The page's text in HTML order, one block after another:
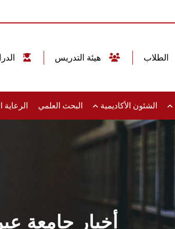
الشئون الأكاديمية البحث العلمي الرعاية
أخبار